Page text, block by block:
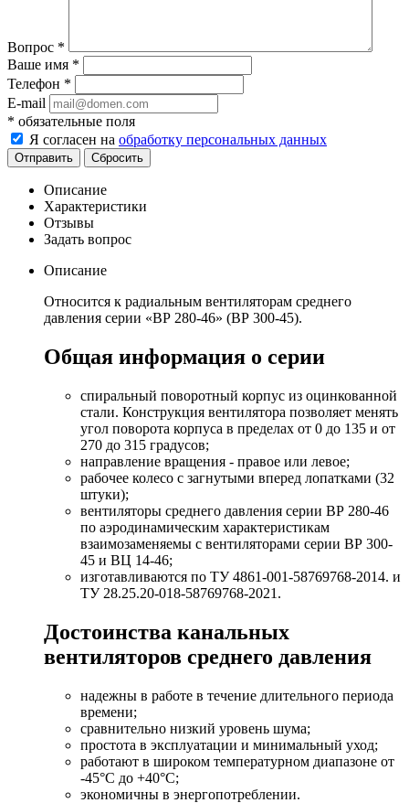
Вопрос *
Ваше имя *
Телефон *
E-mail
* обязательные поля
Я согласен на обработку персональных данных
Отправить Сбросить
Описание
Характеристики
Отзывы
Задать вопрос
Описание
Относится к радиальным вентиляторам среднего
давления серии «ВР 280-46» (ВР 300-45).
Общая информация о серии
спиральный поворотный корпус из оцинкованной
стали. Конструкция вентилятора позволяет менять
угол поворота корпуса в пределах от 0 до 135 и от
270 до 315 градусов;
направление вращения - правое или левое;
рабочее колесо с загнутыми вперед лопатками (32
штуки);
вентиляторы среднего давления серии ВР 280-46
по аэродинамическим характеристикам
взаимозаменяемы с вентиляторами серии ВР 300-
45 и ВЦ 14-46;
изготавливаются по ТУ 4861-001-58769768-2014. и
ТУ 28.25.20-018-58769768-2021.
Достоинства канальных
вентиляторов среднего давления
надежны в работе в течение длительного периода
времени;
сравнительно низкий уровень шума;
простота в эксплуатации и минимальный уход;
работают в широком температурном диапазоне от
-45°С до +40°С;
экономичны в энергопотреблении.